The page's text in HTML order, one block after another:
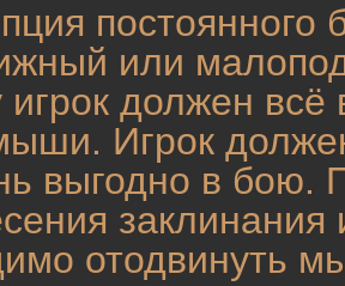
постоянного
или
игрок должен
Игрок
выгодно в бою.
заклинания
отодвинуть